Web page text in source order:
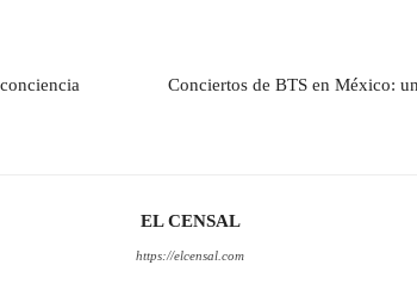
Conciertos de BTS en México:
EL CENSAL
https://elcensal.com